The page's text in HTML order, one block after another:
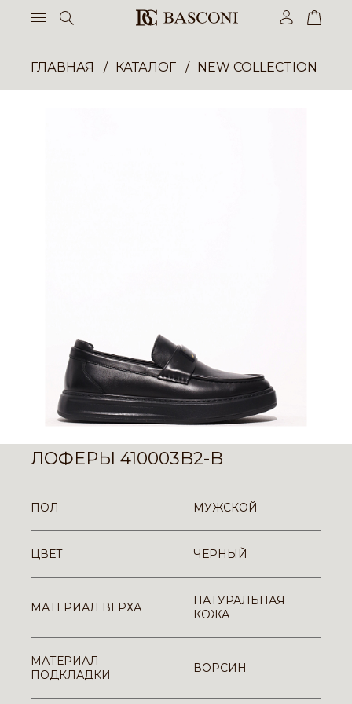
ГЛАВНАЯ КАТАЛОГ NEW COLLECTION
ЛОФЕРЫ 410003B2-B
ПОЛ МУЖСКОЙ
ЦВЕТ ЧЕРНЫЙ
МАТЕРИАЛ ВЕРХА
НАТУРАЛЬНАЯ
КОЖА
МАТЕРИАЛ
ПОДКЛАДКИ
ВОРСИН